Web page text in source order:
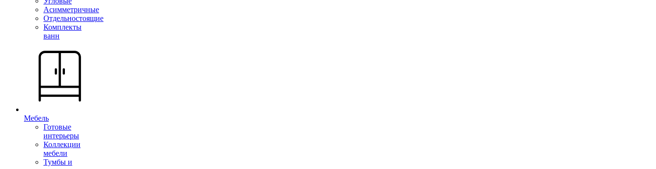
Асимметричные
Отдельностоящие
Комплекты
ванн
Мебель
Готовые
интерьеры
Коллекции
мебели
Тумбы и